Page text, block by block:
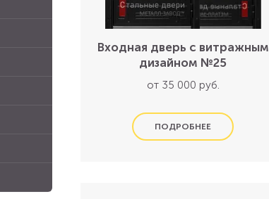
Входная дверь с витражным
дизайном №25
от 35 000 руб.